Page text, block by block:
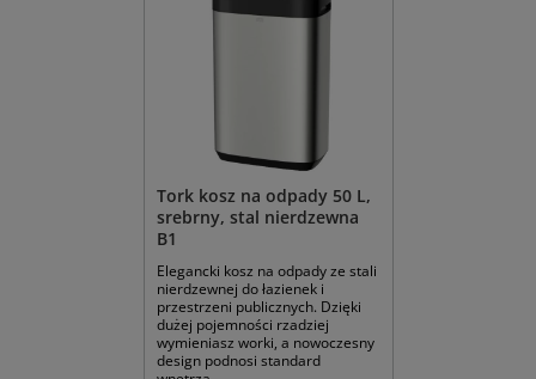
Tork kosz na odpady 50 L,
srebrny, stal nierdzewna
B1
Elegancki kosz na odpady ze stali
nierdzewnej do łazienek i
przestrzeni publicznych. Dzięki
dużej pojemności rzadziej
wymieniasz worki, a nowoczesny
design podnosi standard